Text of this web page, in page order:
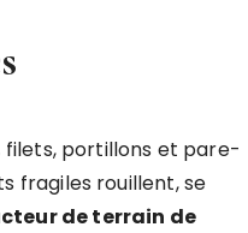
filets, portillons et pare-
fragiles rouillent, se
de terrain de